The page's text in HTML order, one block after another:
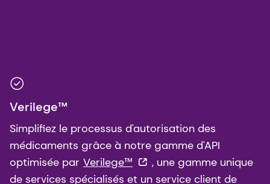
Verilege™
Simplifiez le processus d'autorisation des
médicaments grâce à notre gamme d'API
optimisée par Verilege™
, une gamme unique
de services spécialisés et un service client de